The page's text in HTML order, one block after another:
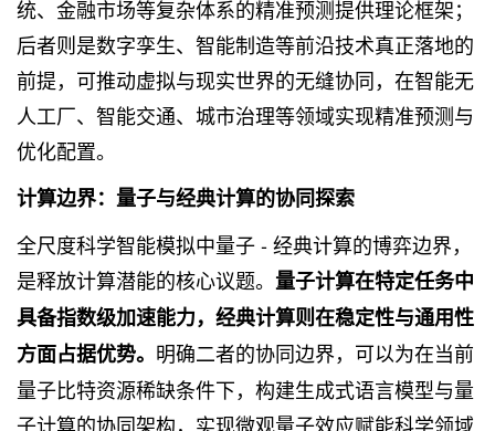
统、金融市场等复杂体系的精准预测提供理论框架；
后者则是数字孪生、智能制造等前沿技术真正落地的
前提，可推动虚拟与现实世界的无缝协同，在智能无
人工厂、智能交通、城市治理等领域实现精准预测与
优化配置。
计算边界：量子与经典计算的协同探索
全尺度科学智能模拟中量子 - 经典计算的博弈边界，
是释放计算潜能的核心议题。 量子计算在特定任务中
具备指数级加速能力，经典计算则在稳定性与通用性
方面占据优势。 明确二者的协同边界，可以为在当前
量子比特资源稀缺条件下，构建生成式语言模型与量
子计算的协同架构，实现微观量子效应赋能科学领域